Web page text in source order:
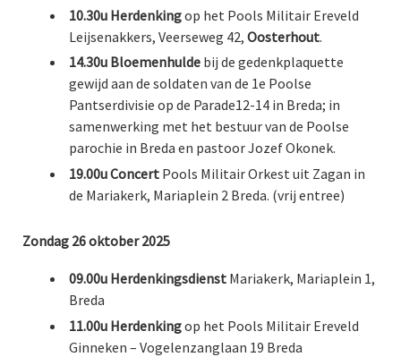
10.30u Herdenkingop het Pools Militair Ereveld
Leijsenakkers, Veerseweg 42, Oosterhout.
14.30u Bloemenhulde bij de gedenkplaquette
gewijd aan de soldaten van de 1e Poolse
Pantserdivisie op de Parade12-14 in Breda; in
samenwerking met het bestuur van de Poolse
parochie in Breda en pastoor Jozef Okonek.
19.00uConcert Pools Militair Orkest uit Zagan in
de Mariakerk, Mariaplein 2 Breda. (vrij entree)
Zondag 26 oktober 2025
09.00u Herdenkingsdienst Mariakerk, Mariaplein 1,
Breda
11.00u Herdenkingop het Pools Militair Ereveld
Ginneken – Vogelenzanglaan 19 Breda